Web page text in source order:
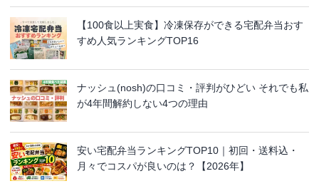
【100食以上実食】冷凍保存ができる宅配弁当おす
すめ人気ランキングTOP16
ナッシュ(nosh)の口コミ・評判がひどい それでも私
が4年間解約しない4つの理由
安い宅配弁当ランキングTOP10｜初回・送料込・
月々でコスパが良いのは？【2026年】